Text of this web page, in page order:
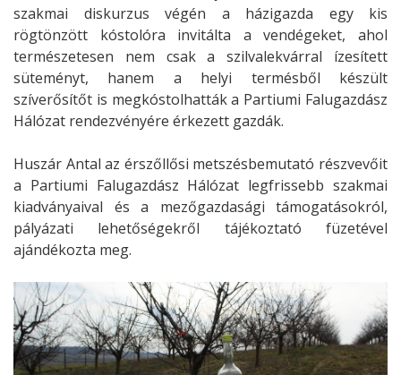
szakmai diskurzus végén a házigazda egy kis
rögtönzött kóstolóra invitálta a vendégeket, ahol
természetesen nem csak a szilvalekvárral ízesített
süteményt, hanem a helyi termésből készült
szíverősítőt is megkóstolhatták a Partiumi Falugazdász
Hálózat rendezvényére érkezett gazdák.
Huszár Antal az érszőllősi metszésbemutató részvevőit
a Partiumi Falugazdász Hálózat legfrissebb szakmai
kiadványaival és a mezőgazdasági támogatásokról,
pályázati lehetőségekről tájékoztató füzetével
ajándékozta meg.